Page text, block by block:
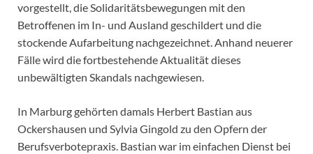
vorgestellt, die Solidaritätsbewegungen mit den
Betroffenen im In- und Ausland geschildert und die
stockende Aufarbeitung nachgezeichnet. Anhand neuerer
Fälle wird die fortbestehende Aktualität dieses
unbewältigten Skandals nachgewiesen.
In Marburg gehörten damals Herbert Bastian aus
Ockershausen und Sylvia Gingold zu den Opfern der
Berufsverbotepraxis. Bastian war im einfachen Dienst bei